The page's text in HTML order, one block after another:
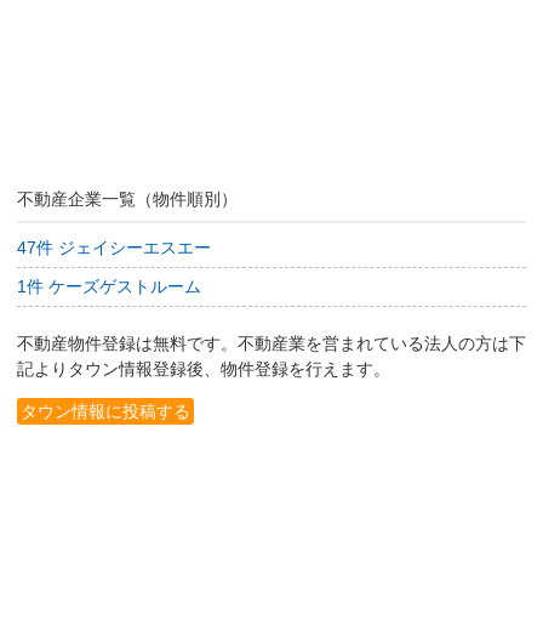
不動産企業一覧（物件順別）
47件 ジェイシーエスエー
1件 ケーズゲストルーム
不動産物件登録は無料です。不動産業を営まれている法人の方は下
記よりタウン情報登録後、物件登録を行えます。
タウン情報に投稿する